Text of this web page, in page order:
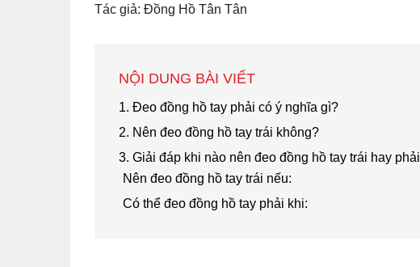
Tác giả: Đồng Hồ Tân Tân
NỘI DUNG BÀI VIẾT
1. Đeo đồng hồ tay phải có ý nghĩa gì?
2. Nên đeo đồng hồ tay trái không?
3. Giải đáp khi nào nên đeo đồng hồ tay trái hay phải
Nên đeo đồng hồ tay trái nếu:
Có thể đeo đồng hồ tay phải khi: